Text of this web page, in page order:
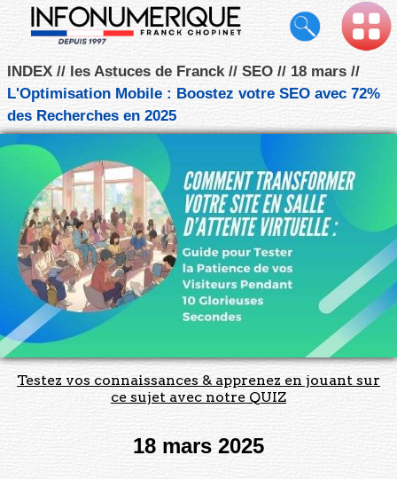
INDEX les Astuces de Franck SEO
18 mars
L'Optimisation Mobile : Boostez votre SEO avec 72%
des Recherches en 2025
Testez vos connaissances & apprenez en jouant sur
ce sujet avec notre QUIZ
18 mars 2025